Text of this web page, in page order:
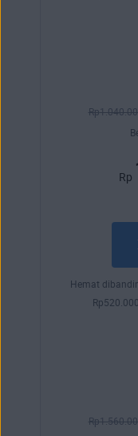
Rp
Rp
Hemat
Rp520.000
Rp